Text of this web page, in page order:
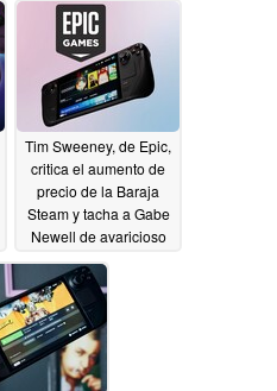
05/30/2026
Tim Sweeney, de Epic,
critica el aumento de
precio de la Baraja
Steam y tacha a Gabe
Newell de avaricioso
05/29/2026